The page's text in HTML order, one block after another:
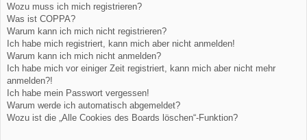
Wozu muss ich mich registrieren?
Was ist COPPA?
Warum kann ich mich nicht registrieren?
Ich habe mich registriert, kann mich aber nicht anmelden!
Warum kann ich mich nicht anmelden?
Ich habe mich vor einiger Zeit registriert, kann mich aber nicht mehr
anmelden?!
Ich habe mein Passwort vergessen!
Warum werde ich automatisch abgemeldet?
Wozu ist die „Alle Cookies des Boards löschen“-Funktion?